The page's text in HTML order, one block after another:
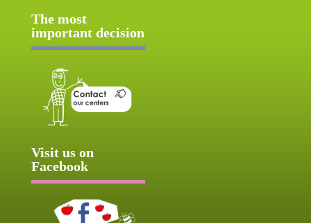
The most
important decision
Visit us on
Facebook